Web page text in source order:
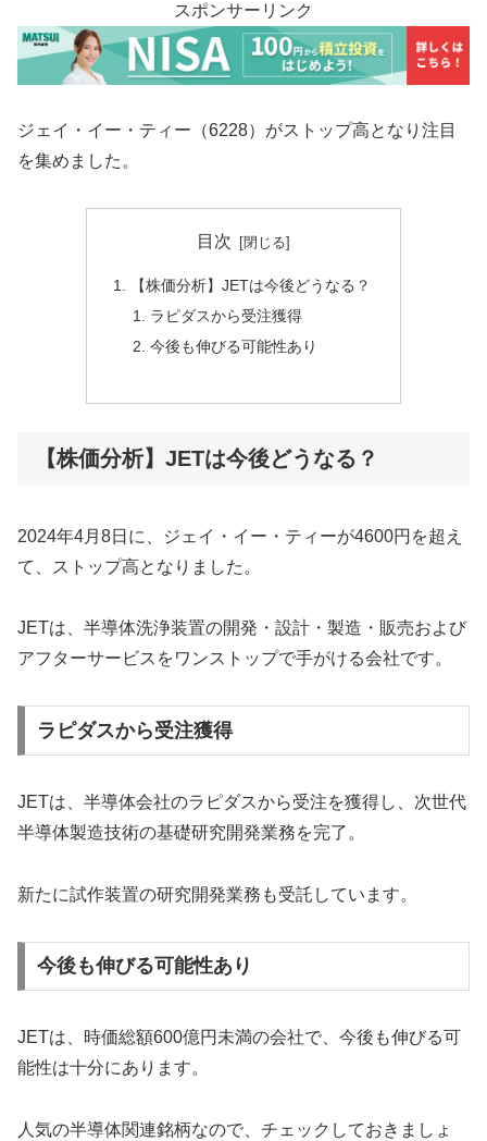
スポンサーリンク
ジェイ・イー・ティー（6228）がストップ高となり注目
を集めました。
目次
【株価分析】JETは今後どうなる？
ラピダスから受注獲得
今後も伸びる可能性あり
【株価分析】JETは今後どうなる？
2024年4月8日に、ジェイ・イー・ティーが4600円を超え
て、ストップ高となりました。
JETは、半導体洗浄装置の開発・設計・製造・販売および
アフターサービスをワンストップで手がける会社です。
ラピダスから受注獲得
JETは、半導体会社のラピダスから受注を獲得し、次世代
半導体製造技術の基礎研究開発業務を完了。
新たに試作装置の研究開発業務も受託しています。
今後も伸びる可能性あり
JETは、時価総額600億円未満の会社で、今後も伸びる可
能性は十分にあります。
人気の半導体関連銘柄なので、チェックしておきましょ